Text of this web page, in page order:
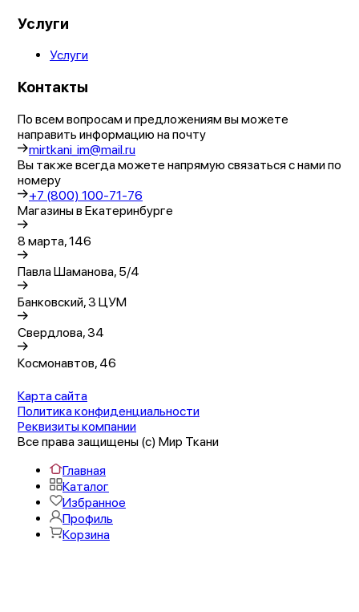
Услуги
Услуги
Контакты
По всем вопросам и предложениям вы можете
направить информацию на почту
mirtkani_im@mail.ru
Вы также всегда можете напрямую связаться с нами по
номеру
+7 (800) 100-71-76
Магазины в Екатеринбурге
8 марта, 146
Павла Шаманова, 5/4
Банковский, 3 ЦУМ
Свердлова, 34
Космонавтов, 46
Карта сайта
Политика конфиденциальности
Реквизиты компании
Все права защищены (с) Мир Ткани
Главная
Каталог
Избранное
Профиль
Корзина